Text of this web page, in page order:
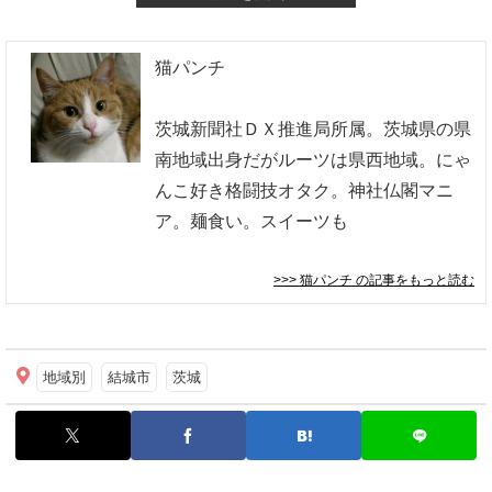
猫パンチ
茨城新聞社ＤＸ推進局所属。茨城県の県
南地域出身だがルーツは県西地域。にゃ
んこ好き格闘技オタク。神社仏閣マニ
ア。麺食い。スイーツも
>>> 猫パンチ の記事をもっと読む
地域別 結城市 茨城